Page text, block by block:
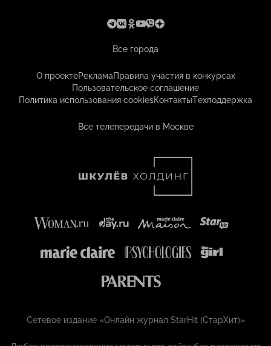
Все города
О проектеРекламаПравила участия в конкурсах
Пользовательское соглашение
Политика использования cookiesКонтактыТехподдержка
Все телепередачи в Москве
Сетевое издание «Онлайн журнал StarHit (СтарХит)»